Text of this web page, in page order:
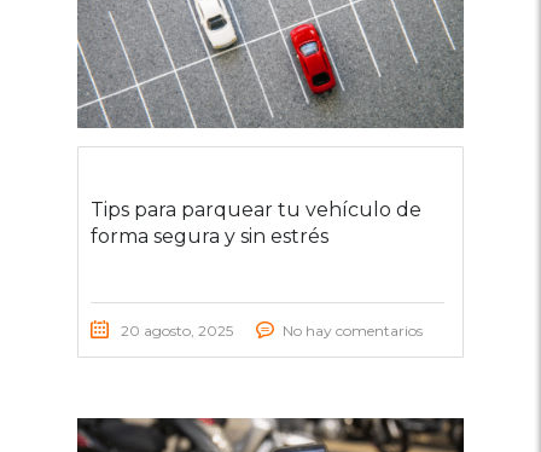
Tips para parquear tu vehículo de
forma segura y sin estrés
20 agosto, 2025 No hay comentarios